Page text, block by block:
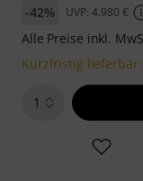
-42% UVP: 4.980 €
Alle Preise inkl.
Kurzfristig lieferbar
1